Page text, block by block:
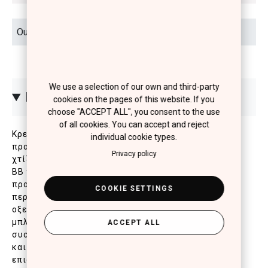
ΠΕΡΙΓΡΑΦΗ
Κρεμώδες foundation, concealer και primer σε ένα
προϊόν. Με ελαφριά έως μέτρια κάλυψη που
χτίζεται και SPF30. Καινοτόμα, μη λιπαρή σύνθεση
ΒΒ που προσφέρει στην επιδερμίδα ολοκληρωμένη
προστασία και φροντίδα. Τα ενεργά συστατικά που
περιέχει, προστατεύουν την επιδερμίδα από το
οξειδωτικό στρες που προκαλεί η ρύπανση και το
μπλε φως που εκπέμπουν οι ηλεκτρονικές
συσκευές. Η επιδερμίδα αποκτά πιο νεανική, υγιή
και δροσερή όψη. Κατάλληλο για όλες τις
επιδερμίδες ακόμη και για τις μικτές.
We use a selection of our own and third-party
cookies on the pages of this website. If you
choose "ACCEPT ALL", you consent to the use
of all cookies. You can accept and reject
individual cookie types.
Privacy policy
COOKIE SETTINGS
ACCEPT ALL